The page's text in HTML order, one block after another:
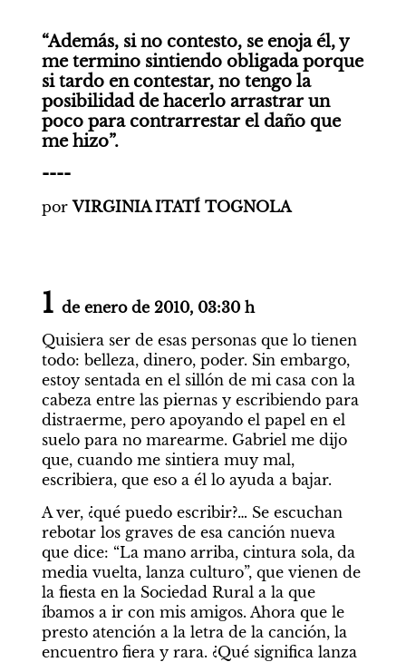
“Además, si no contesto, se enoja él, y
me termino sintiendo obligada porque
si tardo en contestar, no tengo la
posibilidad de hacerlo arrastrar un
poco para contrarrestar el daño que
me hizo”.
----
por VIRGINIA ITATÍ TOGNOLA
1 de enero de 2010, 03:30 h
Quisiera ser de esas personas que lo tienen
todo: belleza, dinero, poder. Sin embargo,
estoy sentada en el sillón de mi casa con la
cabeza entre las piernas y escribiendo para
distraerme, pero apoyando el papel en el
suelo para no marearme. Gabriel me dijo
que, cuando me sintiera muy mal,
escribiera, que eso a él lo ayuda a bajar.
A ver, ¿qué puedo escribir?… Se escuchan
rebotar los graves de esa canción nueva
que dice: “La mano arriba, cintura sola, da
media vuelta, lanza culturo”, que vienen de
la fiesta en la Sociedad Rural a la que
íbamos a ir con mis amigos. Ahora que le
presto atención a la letra de la canción, la
encuentro fiera y rara. ¿Qué significa lanza